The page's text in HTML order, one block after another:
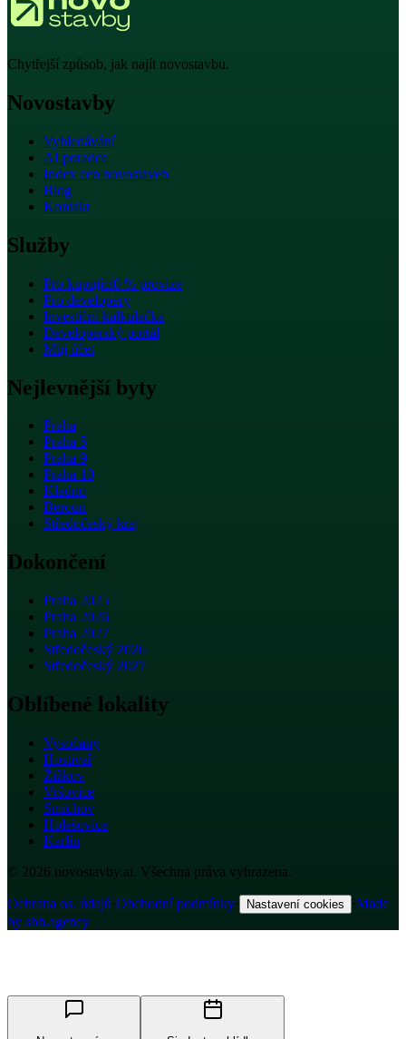
Chytřejší způsob, jak najít novostavbu.
Novostavby
Vyhledávání
AI poradce
Index cen novostaveb
Blog
Kontakt
Služby
Pro kupující0 % provize
Pro developery
Investiční kalkulačka
Developerský portál
Můj účet
Nejlevnější byty
Praha
Praha 5
Praha 9
Praha 10
Kladno
Beroun
Středočeský kraj
Dokončení
Praha 2025
Praha 2026
Praha 2027
Středočeský 2026
Středočeský 2027
Oblíbené lokality
Vysočany
Hostivař
Žižkov
Vršovice
Smíchov
Holešovice
Karlín
© 2026 novostavby.ai. Všechna práva vyhrazena.
Ochrana os. údajů·Obchodní podmínky· Nastavení cookies ·Made
by shh.agency